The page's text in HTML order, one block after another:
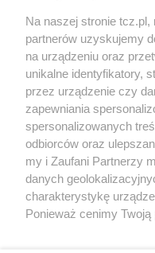
O FIRMIE
REKLAMA
Aktualności
Tcz24
Na naszej stronie
partnerów uzyskujemy
na urządzeniu oraz
unikalne identyfikatory,
przez urządzenie czy
zapewniania
spersonalizowanych
odbiorców oraz
my i Zaufani Partnerzy
danych
charakterystykę
Ponieważ cenimy